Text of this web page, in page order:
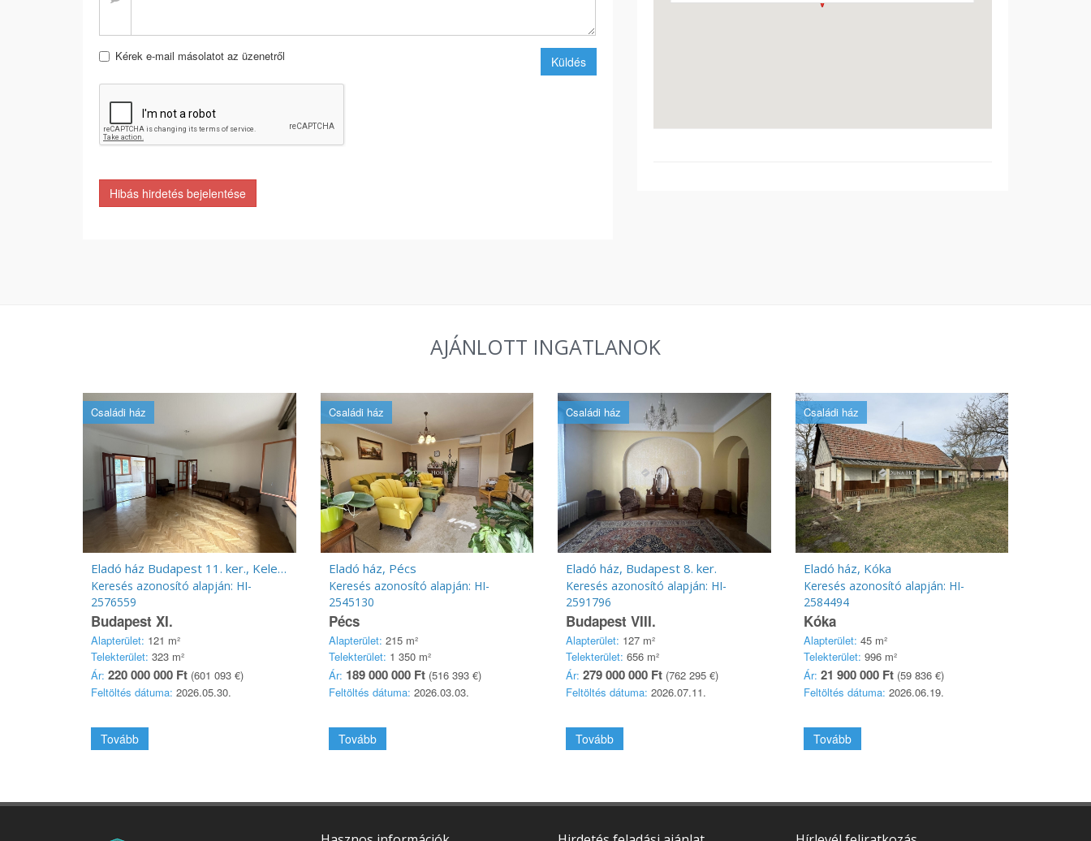
Kérek e-mail másolatot az üzenetről Küldés
Hibás hirdetés bejelentése
AJÁNLOTT INGATLANOK
Családi ház
Eladó ház Budapest 11. ker., Kelenföld
Keresés azonosító alapján: HI-
2576559
Budapest XI.
Alapterület: 121 m²
Telekterület: 323 m²
Ár: 220 000 000 Ft (601 093 €)
Feltöltés dátuma: 2026.05.30.
Tovább
Családi ház
Eladó ház, Pécs
Keresés azonosító alapján: HI-
2545130
Pécs
Alapterület: 215 m²
Telekterület: 1 350 m²
Ár: 189 000 000 Ft(516 393 €)
Feltöltés dátuma: 2026.03.03.
Tovább
Családi ház
Eladó ház, Budapest 8. ker.
Keresés azonosító alapján: HI-
2591796
Budapest VIII.
Alapterület: 127 m²
Telekterület: 656 m²
Ár: 279 000 000 Ft (762 295 €)
Feltöltés dátuma: 2026.07.11.
Tovább
Családi ház
Eladó ház, Kóka
Keresés azonosító alapján: HI-
2584494
Kóka
Alapterület: 45 m²
Telekterület: 996 m²
Ár: 21 900 000 Ft(59 836 €)
Feltöltés dátuma: 2026.06.19.
Tovább